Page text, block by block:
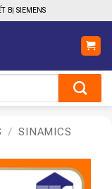
BỊ SIEMENS
/ SINAMICS